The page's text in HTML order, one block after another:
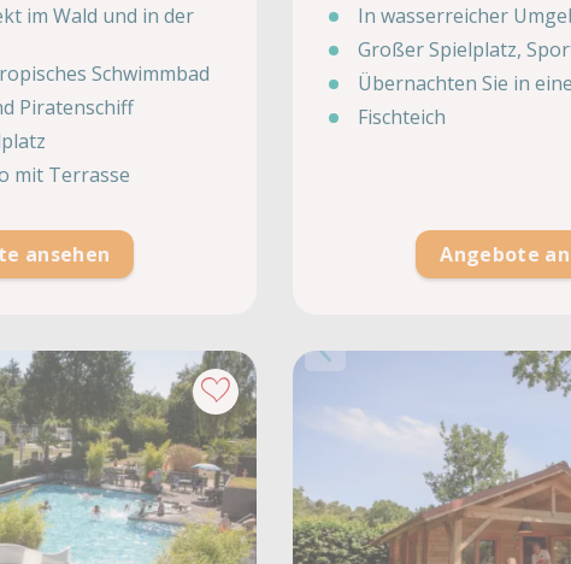
im Wald und in der
Schwimmbad
Piratenschiff
mit Terrasse
ansehen
In wasserreicher
Großer Spielplatz,
Übernachten Sie in
Fischteich
Angebote